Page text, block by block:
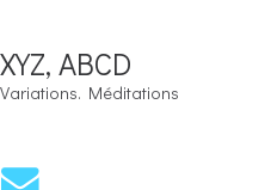
XYZ, ABCD
Variations. Méditations